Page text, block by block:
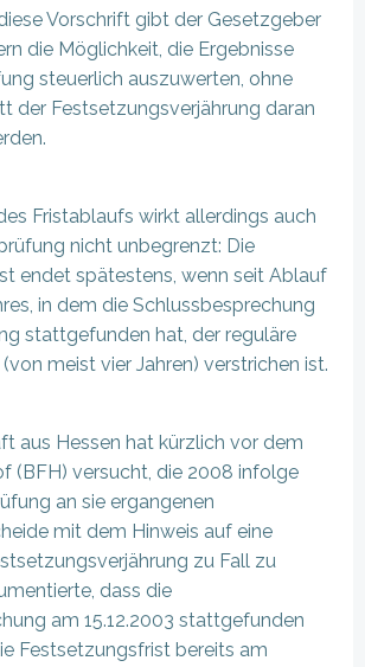
Vorschrift gibt der Gesetzgeber
die Möglichkeit, die Ergebnisse
steuerlich auszuwerten, ohne
der Festsetzungsverjährung daran
Fristablaufs wirkt allerdings auch
nicht unbegrenzt: Die
endet spätestens, wenn seit Ablauf
in dem die Schlussbesprechung
stattgefunden hat, der reguläre
meist vier Jahren) verstrichen ist.
aus Hessen hat kürzlich vor dem
(BFH) versucht, die 2008 infolge
an sie ergangenen
mit dem Hinweis auf eine
zu Fall zu
dass die
am 15.12.2003 stattgefunden
Festsetzungsfrist bereits am